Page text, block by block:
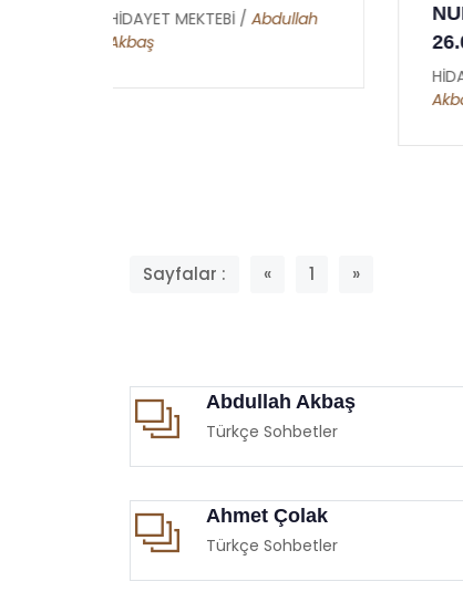
NUR SOHBETLERİ -
26.01.2023
Sayfalar : « 1 »
Abdullah Akbaş
Türkçe Sohbetler
Ahmet Çolak
Türkçe Sohbetler